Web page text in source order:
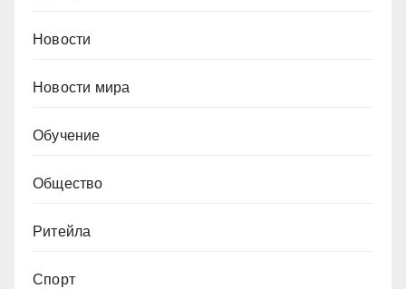
Новости
Новости мира
Обучение
Общество
Ритейла
Спорт